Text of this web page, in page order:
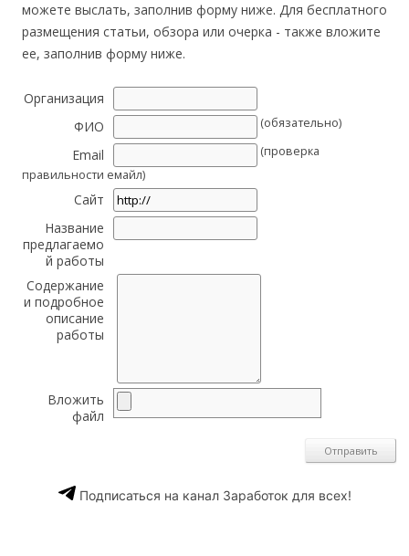
можете выслать, заполнив форму ниже. Для бесплатного
размещения статьи, обзора или очерка - также вложите
ее, заполнив форму ниже.
Организация
ФИО
(обязательно)
Email
(проверка
правильности емайл)
Сайт
Название
предлагаемо
й работы
Содержание
и подробное
описание
работы
Вложить
файл
Подписаться на канал Заработок для всех!